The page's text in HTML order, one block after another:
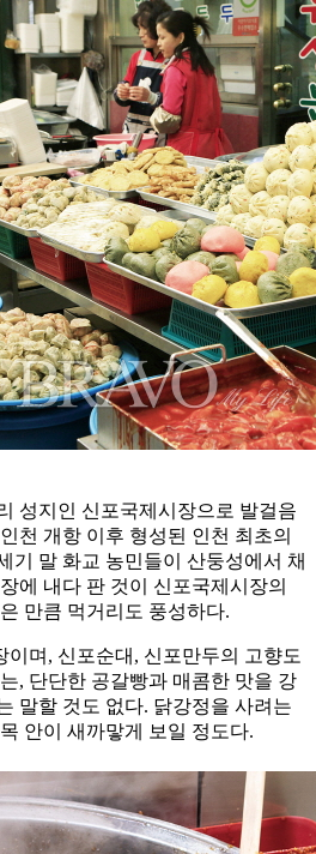
성지인 신포국제시장으로 발걸음
천 개항 이후 형성된 인천 최초의
기 말 화교 농민들이 산둥성에서 채
에 내다 판 것이 신포국제시장의
만큼 먹거리도 풍성하다.
이며, 신포순대, 신포만두의 고향도
, 단단한 공갈빵과 매콤한 맛을 강
말할 것도 없다. 닭강정을 사려는
안이 새까맣게 보일 정도다.